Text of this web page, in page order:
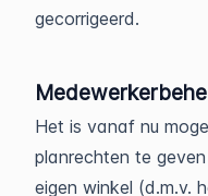
gecorrigeerd.
Het is vanaf nu
planrechten te
eigen winkel (d.m.v.